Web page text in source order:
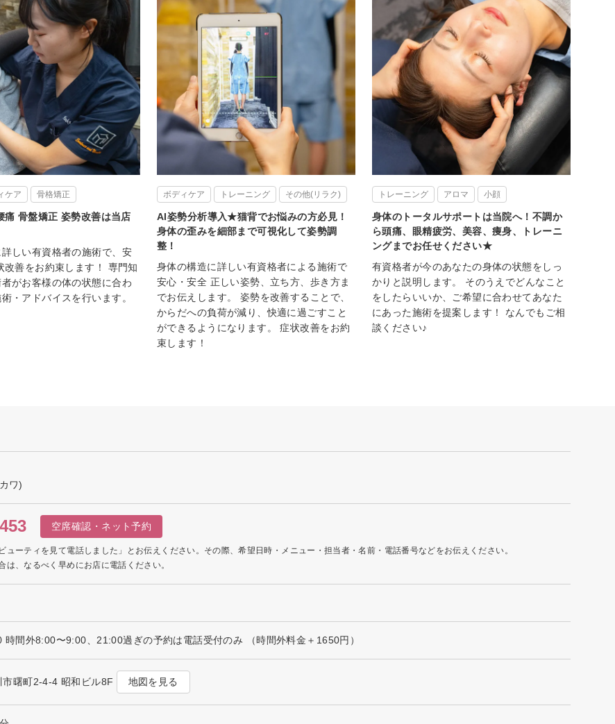
ケア 骨格矯正
痛 骨盤矯正 姿勢改善は当店
しい有資格者の施術で、安
改善をお約束します！ 専門知
がお客様の体の状態に合わ
・アドバイスを行います。
ボディケア トレーニング その他(リラク)
AI姿勢分析導入★猫背でお悩みの方必見！
身体の歪みを細部まで可視化して姿勢調
整！
身体の構造に詳しい有資格者による施術で
安心・安全 正しい姿勢、立ち方、歩き方ま
でお伝えします。 姿勢を改善することで、
からだへの負荷が減り、快適に過ごすこと
ができるようになります。 症状改善をお約
束します！
トレーニング アロマ 小顔
身体のトータルサポートは当院へ！不調か
ら頭痛、眼精疲労、美容、痩身、トレーニ
ングまでお任せください★
有資格者が今のあなたの身体の状態をしっ
かりと説明します。 そのうえでどんなこと
をしたらいいか、ご希望に合わせてあなた
にあった施術を提案します！ なんでもご相
談ください♪
ワ)
空席確認・ネット予約
ューティを見て電話しました」とお伝えください。その際、希望日時・メニュー・担当者・名前・電話番号などをお伝えください。
は、なるべく早めにお店に電話ください。
間外8:00〜9:00、21:00過ぎの予約は電話受付のみ （時間外料金＋1650円）
曙町2-4-4 昭和ビル8F 地図を見る